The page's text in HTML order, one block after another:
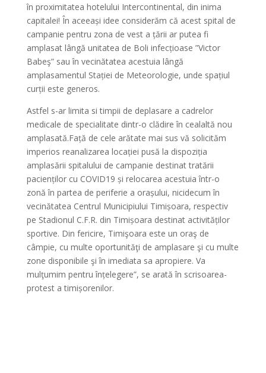
în proximitatea hotelului Intercontinental, din inima
capitalei! În aceeași idee considerăm că acest spital de
campanie pentru zona de vest a țării ar putea fi
amplasat lângă unitatea de Boli infecțioase ”Victor
Babeş” sau în vecinătatea acestuia lângă
amplasamentul Stației de Meteorologie, unde spațiul
curții este generos.
Astfel s-ar limita si timpii de deplasare a cadrelor
medicale de specialitate dintr-o clădire în cealaltă nou
amplasată.Față de cele arătate mai sus vă solicităm
imperios reanalizarea locației pusă la dispoziția
amplasării spitalului de campanie destinat tratării
pacienților cu COVID19 și relocarea acestuia într-o
zonă în partea de periferie a orașului, nicidecum în
vecinătatea Centrul Municipiului Timișoara, respectiv
pe Stadionul C.F.R. din Timișoara destinat activităților
sportive. Din fericire, Timişoara este un oraş de
câmpie, cu multe oportunităţi de amplasare şi cu multe
zone disponibile şi în imediata sa apropiere. Va
mulţumim pentru înțelegere”, se arată în scrisoarea-
protest a timișorenilor.